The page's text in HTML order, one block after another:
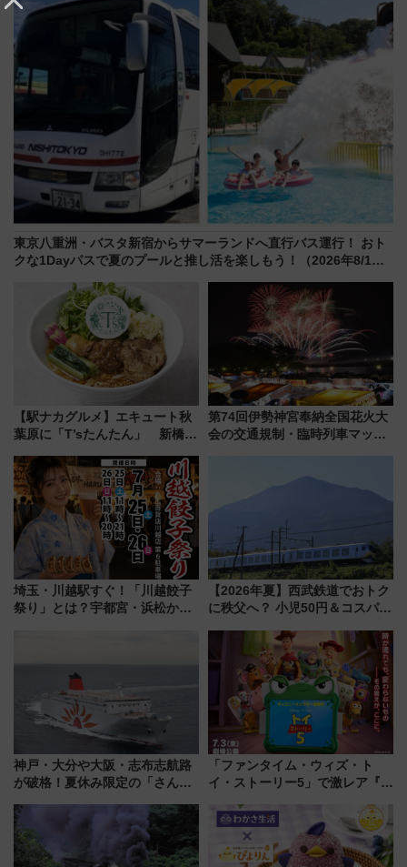
東京八重洲・バスタ新宿からサマーランドへ直行バス運行！ おト
クな1Dayパスで夏のプールと推し活を楽しもう！（2026年8/1～
【駅ナカグルメ】エキュート秋
葉原に「T’sたんたん」 新橋に
饅」、オムライス専門店「肉と
たまご」新グルメ続々登場！
【2026年8月】
第74回伊勢神宮奉納全国花火大
会の交通規制・臨時列車マッ
埼玉・川越駅すぐ！「川越餃子
祭り」とは？宇都宮・浜松から
【2026年夏】西武鉄道でおトク
に秩父へ？ 小児50円＆コスパ最
族旅行！ 深夜の正丸トンネル探
検や特急ラビューも
神戸・大分や大阪・志布志航路
が破格！夏休み限定の「さんふ
ート 夕朝食ビュッフェ付きで
快適な船旅はいかが？
「ファンタイム・ウィズ・ト
イ・ストーリー5」で激レア『ロ
デコレーションも徹底解説